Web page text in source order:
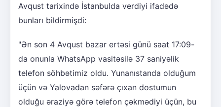
Avqust tarixində İstanbulda verdiyi ifadədə
bunları bildirmişdi:
"Ən son 4 Avqust bazar ertəsi günü saat 17:09-
da onunla WhatsApp vasitəsilə 37 saniyəlik
telefon söhbətimiz oldu. Yunanıstanda olduğum
üçün və Yalovadan səfərə çıxan dostumun
olduğu əraziyə görə telefon çəkmədiyi üçün, bu